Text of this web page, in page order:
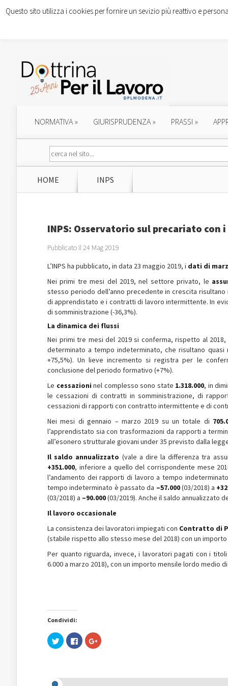
NORMATIVA» GIURISPRUDENZA» PRASSI »
HOME INPS
INPS: Osservatorio sul precariato con
Pubblicato il 24 Mag 2019
L’INPS ha pubblicato, in data 23 maggio 2019, i dati di
Nei primi tre mesi del 2019, nel settore privato, le
stesso periodo dell’anno precedente in crescita
di apprendistato e i contratti di lavoro intermittente. In
di somministrazione (-36,3%).
La dinamica dei flussi
Nei primi tre mesi del 2019 si conferma, rispetto al
determinato a tempo indeterminato, che risultano quasi
+75,5%). Un lieve incremento si registra per le
conclusione del periodo formativo (+7%).
Le cessazioni nel complesso sono state 1.318.000, in
le cessazioni di contratti in somministrazione, di
cessazioni di rapporti con contratto intermittente e di
Nei mesi di gennaio – marzo 2019 su un totale di
l’apprendistato sia con trasformazioni da rapporti a
all’esonero strutturale giovani under 35 previsto dalla
Il saldo annualizzato (vale a dire la differenza tra
+351.000, inferiore a quello del corrispondente mese
l’andamento dei rapporti di lavoro a tempo
tempo indeterminato è passato da –57.000(03/2018) a
(03/2018) a –90.000(03/2019). Anche il saldo annualizzato
Il lavoro occasionale
La consistenza dei lavoratori impiegati con Contratto di
(stabile rispetto allo stesso mese del 2018) con un
Per quanto riguarda, invece, i lavoratori pagati con i
6.000 a marzo 2018), con un importo mensile lordo medio di
Condividi:
Fai
clic
(Si
Fai
clic
Fai
clic
Questo sito utilizza i cookies per fornire un sevizio più reattivo e